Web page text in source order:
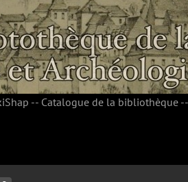
-- Catalogue de la bibliothèque --